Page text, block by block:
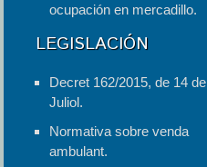
ocupación en mercadillo.
LEGISLACIÓN
Decret 162/2015, de 14 de
Juliol.
Normativa sobre venda
ambulant.